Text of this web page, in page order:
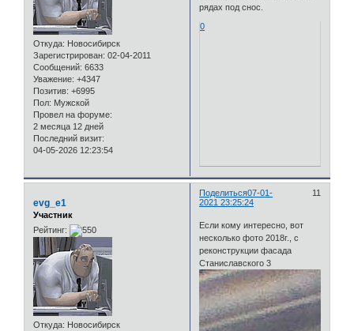
Откуда: Новосибирск
Зарегистрирован: 02-04-2011
Сообщений: 6633
Уважение: +4347
Позитив: +6995
Пол: Мужской
Провел на форуме:
2 месяца 12 дней
Последний визит:
04-05-2026 12:23:54
рядах под снос.
0
Поделиться 11
07-01-
2021 23:25:24
evg_e1
Участник
Рейтинг:
Откуда: Новосибирск
Если кому интересно, вот
несколько фото 2018г., с
реконструкции фасада
Станиславского 3